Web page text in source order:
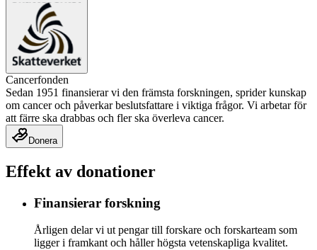
Cancerfonden
Sedan 1951 finansierar vi den främsta forskningen, sprider kunskap
om cancer och påverkar beslutsfattare i viktiga frågor. Vi arbetar för
att färre ska drabbas och fler ska överleva cancer.
Donera
Effekt av donationer
Finansierar forskning
Årligen delar vi ut pengar till forskare och forskarteam som
ligger i framkant och håller högsta vetenskapliga kvalitet.